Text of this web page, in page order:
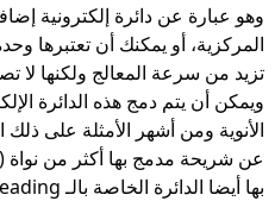
وهو عبارة عن دائرة إلكترونية
المركزية، أو يمكنك أن تعتبرها
تزيد من سرعة المعالج ولكنها لا
ويمكن أن يتم دمج هذه الدائرة
عن شريحة مدمج بها أكثر من
بها أيضا الدائرة الخاصة بالـ Hyper-Threading.